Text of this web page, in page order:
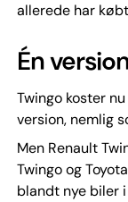
allerede har
Én
Twingo koster
version, nemlig
Men Renault
Twingo og
blandt nye biler